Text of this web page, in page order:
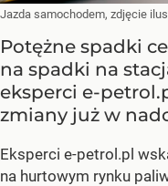
Jazda samochodem, zdjęcie
Potężne spadki
na spadki na
eksperci e-
zmiany już w
Eksperci e-petrol.pl
na hurtowym rynku